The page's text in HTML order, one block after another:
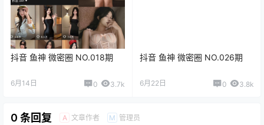
抖音 鱼神 微密圈 NO.018期
6月14日 0 3.7k
抖音 鱼神 微密圈 NO.026期
6月22日 0 3.8k
0 条回复 A 文章作者 M 管理员